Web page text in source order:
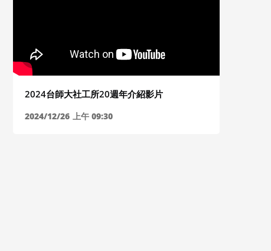
工作者之自我照顧】
2026/04/27 下午 03:33
2024台師大社工所20週年介紹影片
2024/12/26 上午 09:30